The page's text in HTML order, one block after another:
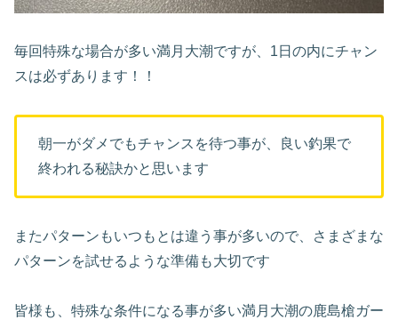
毎回特殊な場合が多い満月大潮ですが、1日の内にチャン
スは必ずあります！！
朝一がダメでもチャンスを待つ事が、良い釣果で
終われる秘訣かと思います
またパターンもいつもとは違う事が多いので、さまざまな
パターンを試せるような準備も大切です
皆様も、特殊な条件になる事が多い満月大潮の鹿島槍ガー